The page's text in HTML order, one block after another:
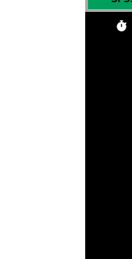
la
gasolinera